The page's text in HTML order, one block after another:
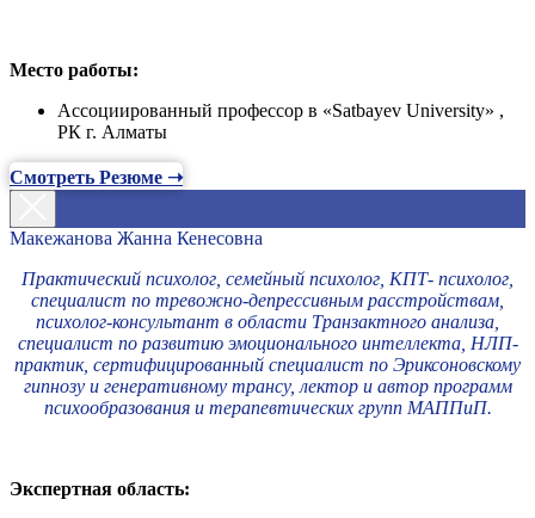
Место работы:
Ассоциированный профессор в «Satbayev University» ,
РК г. Алматы
Смотреть Резюме ➝
Макежанова Жанна Кенесовна
Практический психолог, семейный психолог, КПТ- психолог,
специалист по тревожно-депрессивным расстройствам,
психолог-консультант в области Транзактного анализа,
специалист по развитию эмоционального интеллекта, НЛП-
практик, сертифицированный специалист по Эриксоновскому
гипнозу и генеративному трансу, лектор и автор программ
психообразования и терапевтических групп МАППиП.
Экспертная область: